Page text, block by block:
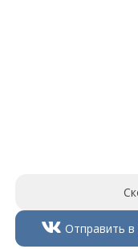
Отправить